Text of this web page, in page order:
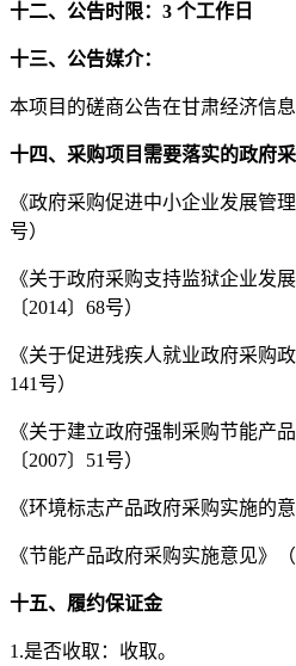
十二、公告时限： 3 个工作日
十三、公告媒介：
本项目的磋商公告在甘肃经济信息
十四、采购项目需要落实的政府采
《政府采购促进中小企业发展管
号）
《关于政府采购支持监狱企业发
〔2014〕68号）
《关于促进残疾人就业政府采购
141号）
《关于建立政府强制采购节能产
〔2007〕51号）
《环境标志产品政府采购实施的
《节能产品政府采购实施意见》
十五、履约保证金
1.是否收取：收取。